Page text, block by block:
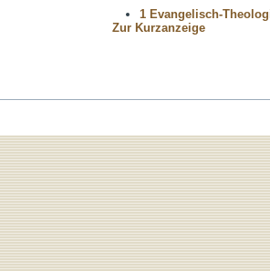
1 Evangelisch-
Zur Kurzanzeige